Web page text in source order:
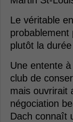
Le véritable
probablement
plutôt la
Une entente
club de
mais ouvrirait
négociation
Dach connaît